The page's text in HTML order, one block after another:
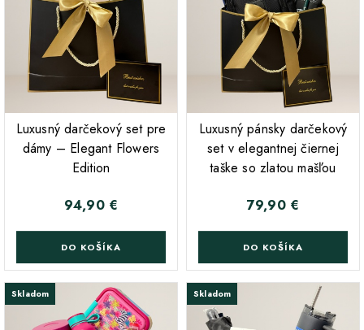
Luxusný darčekový set pre
dámy – Elegant Flowers
Edition
Cena
94,90 €
DO KOŠÍKA
Luxusný pánsky darčekový
set v elegantnej čiernej
taške so zlatou mašľou
Cena
79,90 €
DO KOŠÍKA
Skladom Skladom